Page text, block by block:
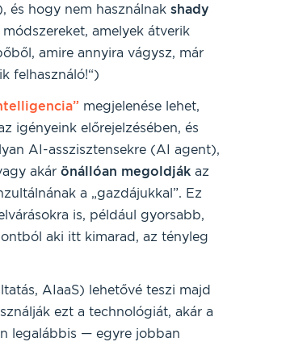
és hogy nem használnak shady
módszereket, amelyek átverik
amire annyira vágysz, már
felhasználó!“)
megjelenése lehet,
igényeink előrejelzésében, és
AI-asszisztensekre (AI agent),
akár önállóan megoldjákaz
a „gazdájukkal”. Ez
is, például gyorsabb,
aki itt kimarad, az tényleg
AIaaS) lehetővé teszi majd
ezt a technológiát, akár a
legalábbis — egyre jobban